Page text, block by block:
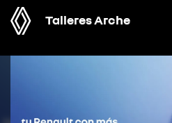
Talleres Arche